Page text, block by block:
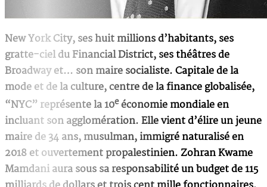
New York City, ses huit millions d’habitants, ses
gratte-ciel du Financial District, ses théâtres de
Broadway et… son maire socialiste. Capitale de la
mode et de la culture, centre de la finance globalisée,
“NYC” représente la 10eéconomie mondiale en
incluant son agglomération. Elle vient d’élire un jeune
maire de 34 ans, musulman, immigré naturalisé en
2018 et ouvertement propalestinien. Zohran Kwame
Mamdani aura sous sa responsabilité un budget de 115